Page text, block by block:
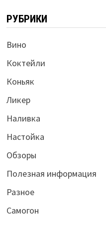
РУБРИКИ
Вино
Коктейли
Коньяк
Ликер
Наливка
Настойка
Обзоры
Полезная информация
Разное
Самогон